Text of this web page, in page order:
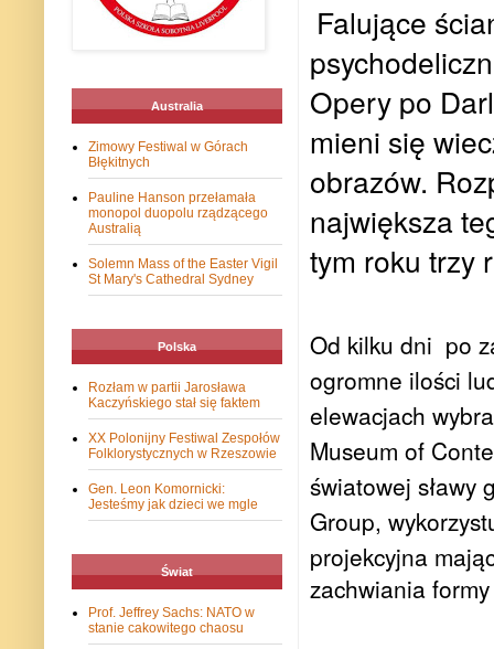
Falujące
Opery po
mieni się
obrazów.
największa
tym roku trzy
Od kilku dni po
ogromne ilości
elewacjach
Museum of
światowej sławy
Group,
projekcyjna
zachwiania
Australia
Zimowy Festiwal w Górach
Błękitnych
Pauline Hanson przełamała
monopol duopolu rządzącego
Australią
Solemn Mass of the Easter Vigil
St Mary's Cathedral Sydney
Polska
Rozłam w partii Jarosława
Kaczyńskiego stał się faktem
XX Polonijny Festiwal Zespołów
Folklorystycznych w Rzeszowie
Gen. Leon Komornicki:
Jesteśmy jak dzieci we mgle
Świat
Prof. Jeffrey Sachs: NATO w
stanie cakowitego chaosu